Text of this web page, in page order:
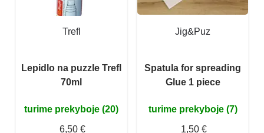
Trefl
Lepidlo na puzzle Trefl
70ml
turime prekyboje (20)
6,50 €
Jig&Puz
Spatula for spreading
Glue 1 piece
turime prekyboje (7)
1,50 €